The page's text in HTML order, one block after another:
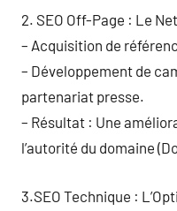
2. SEO Off-Page : Le
– Acquisition de
– Développement de
partenariat presse.
– Résultat : Une
l’autorité du domaine
3.SEO Technique :